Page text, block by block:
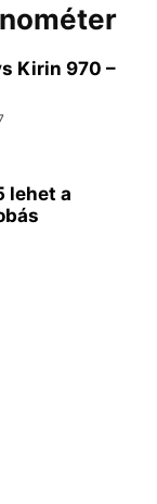
Kirin 970 –
lehet a